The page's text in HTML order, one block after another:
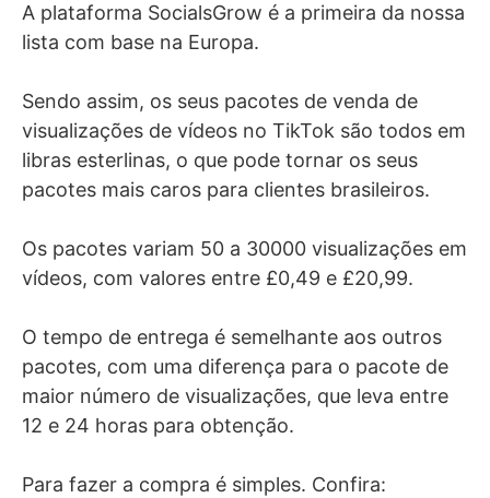
A plataforma SocialsGrow é a primeira da nossa
lista com base na Europa.
Sendo assim, os seus pacotes de venda de
visualizações de vídeos no TikTok são todos em
libras esterlinas, o que pode tornar os seus
pacotes mais caros para clientes brasileiros.
Os pacotes variam 50 a 30000 visualizações em
vídeos, com valores entre £0,49 e £20,99.
O tempo de entrega é semelhante aos outros
pacotes, com uma diferença para o pacote de
maior número de visualizações, que leva entre
12 e 24 horas para obtenção.
Para fazer a compra é simples. Confira: